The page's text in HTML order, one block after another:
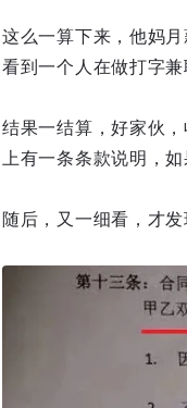
这么一算下来，他妈
看到一个人在做打字
结果一结算，好家伙
上有一条条款说明，
随后，又一细看，才